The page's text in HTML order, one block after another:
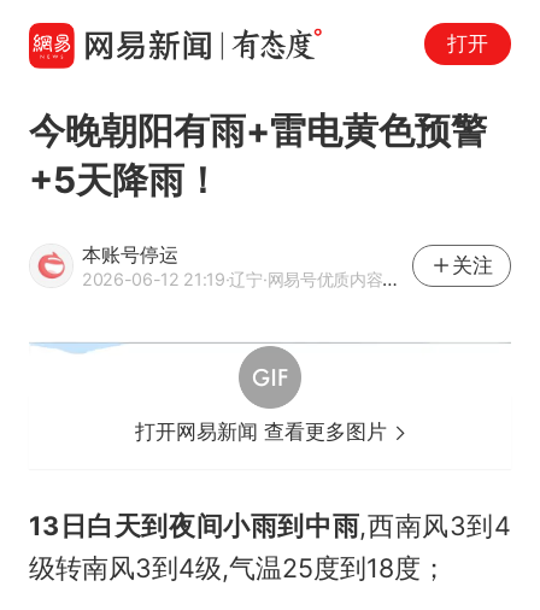
打开
今晚朝阳有雨+雷电黄色预警
+5天降雨！
本账号停运
2026-06-12 21:19·辽宁·网易号优质内容创作者
关注
打开网易新闻 查看更多图片
13日白天到夜间小雨到中雨,西南风3到4
级转南风3到4级,气温25度到18度；